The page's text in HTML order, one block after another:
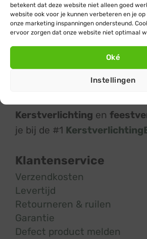
betekent dat deze website niet alleen goed
website ook voor je kunnen verbeteren en je
onze marketing inspanningen ondersteund.
ervoor zorgen dat onze website niet optimaal
Oké
Instellingen
Klanten geven ons
Kerstverlichting en
je bij de #1
Klantenservice
Verzendkosten
Levertijd
Retourneren & ruilen
Garantie
Defect product melden